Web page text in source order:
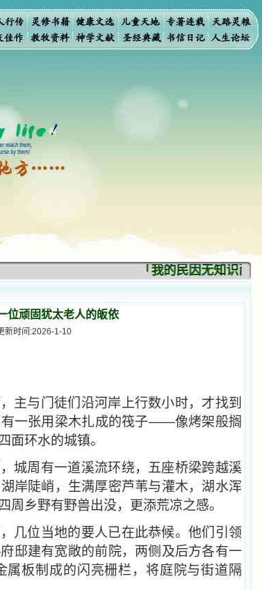
「我的民因无知识而灭
位顽固犹太老人的皈依
新时间:2026-1-10
主与门徒们沿河岸上行数小时，才找到
一张用梁木扎成的筏子——像烤架般搁
面环水的城镇。
城周有一道溪流环绕，五座桥梁跨越溪
岸陡峭，生满厚密芦苇与灌木，湖水浑
周乡野有野兽出没，更添荒凉之感。
几位当地的要人已在此恭候。他们引领
邸建有宽敞的前院，两侧及后方各有一
板制成的闪亮栅栏，将庭院与街道隔